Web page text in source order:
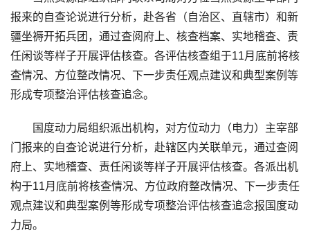
报来的自查论说进行分析，赴各省（自治区、直辖市）和新
疆坐褥开拓兵团，通过查阅府上、核查档案、实地稽查、责
任闲谈等样子开展评估核查。各评估核查组于11月底前将核
查情况、方位整改情况、下一步责任观点建议和典型案例等
形成专项整治评估核查追念。
国度动力局组织派出机构，对方位动力（电力）主宰部
门报来的自查论说进行分析，赴辖区内关联单元，通过查阅
府上、实地稽查、责任闲谈等样子开展评估核查。各派出机
构于11月底前将核查情况、方位政府整改情况、下一步责任
观点建议和典型案例等形成专项整治评估核查追念报国度动
力局。